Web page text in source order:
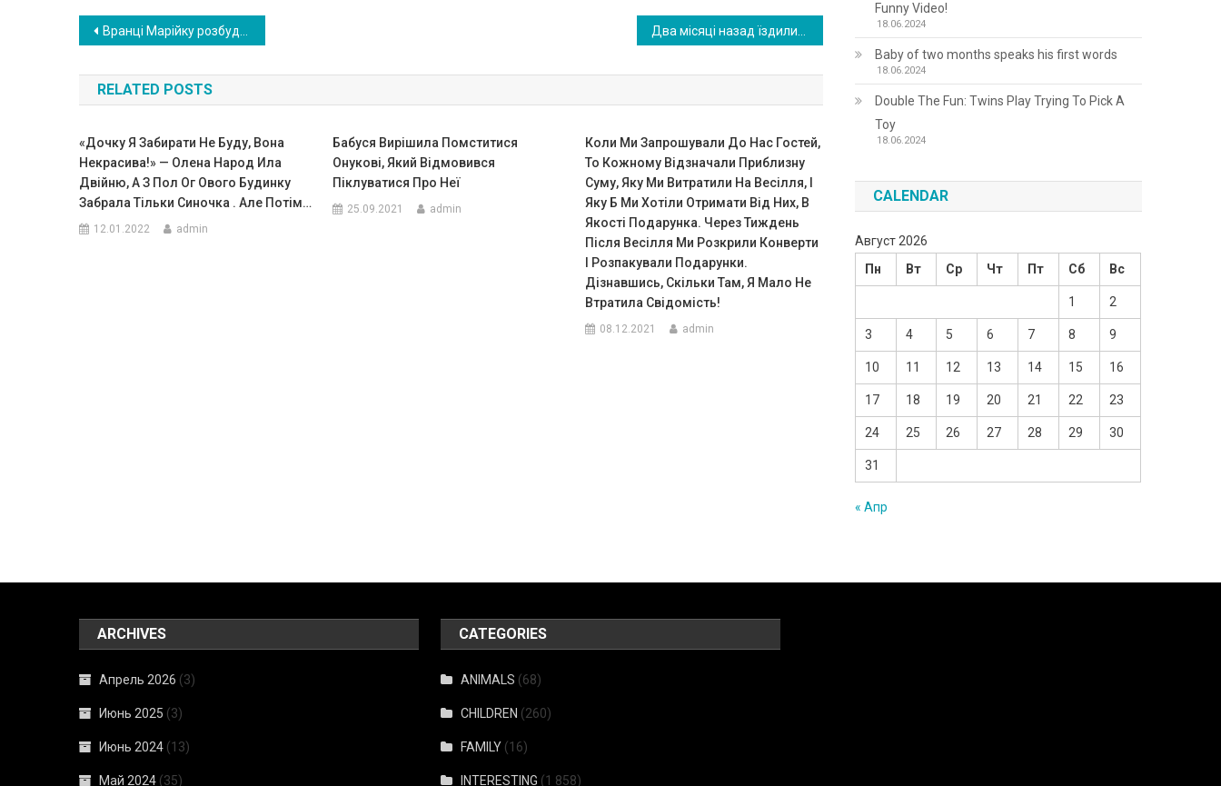
Навигация
по
записям
Вранці Марійку розбудив телефонний дзвінок. Дзвонила тітка Людмила — донесла сумну звістку з села. Світ захитався, плакати не було сил, вхопила речі і вибігла на вулицю
RELATED POSTS
«Дочку Я Забирати Не Буду, Вона
Некрасива!» — Олена Народ Ила
Двійню, А З Пол Ог Ового Будинку
Забрала Тільки Синочка . Але Потім…
12.01.2022 admin
Бабуся Вирішила Помститися
Онукові, Який Відмовився
Піклуватися Про Неї
25.09.2021 admin
Коли Ми Запрошували До Нас Гостей,
То Кожному Відзначали Приблизну
Суму, Яку Ми Витратили На Весілля, І
Яку Б Ми Хотіли Отримати Від Них, В
Якості Подарунка. Через Тиждень
Після Весілля Ми Розкрили Конверти
І Розпакували Подарунки.
Дізнавшись, Скільки Там, Я Мало Не
Втратила Свідомість!
08.12.2021 admin
Funny Video!
18.06.2024
Baby of two months speaks his first words
18.06.2024
Double The Fun: Twins Play Trying To Pick A
Toy
18.06.2024
CALENDAR
Август 2026
Пн
Вт Ср Чт Пт Сб Вс
1 2
3 4 5 6 7 8 9
10 11 12 13 14 15 16
17 18 19 20 21 22 23
24 25 26 27 28 29 30
31
« Апр
ARCHIVES
Апрель 2026 (3)
Июнь 2025 (3)
Июнь 2024 (13)
Май 2024 (35)
CATEGORIES
ANIMALS (68)
CHILDREN (260)
FAMILY (16)
INTERESTING (1 858)